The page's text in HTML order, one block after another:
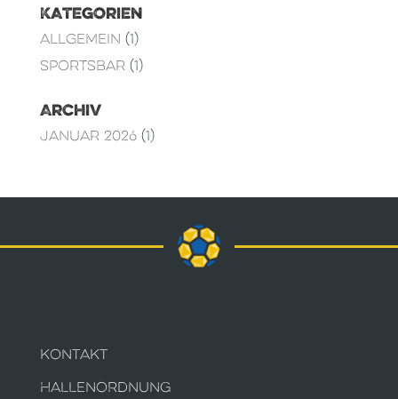
Kategorien
Allgemein (1)
Sportsbar (1)
Archiv
Januar 2026(1)
KONTAKT
HALLENORDNUNG